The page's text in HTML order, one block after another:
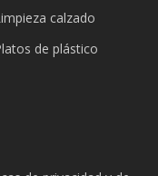
calzado
de plástico